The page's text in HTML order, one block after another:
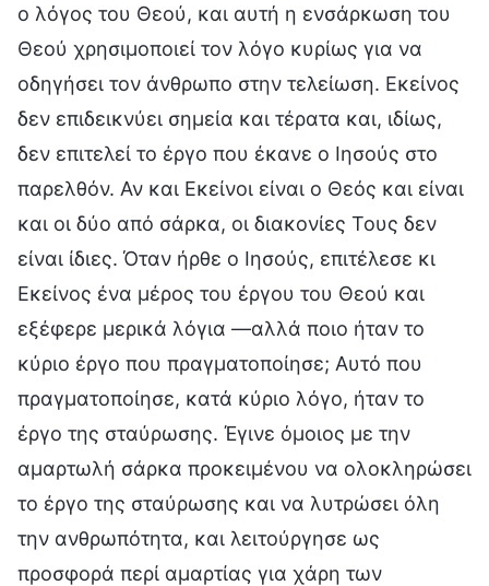
ο λόγος του Θεού, και αυτή η ενσάρκωση του
Θεού χρησιμοποιεί τον λόγο κυρίως για να
οδηγήσει τον άνθρωπο στην τελείωση. Εκείνος
δεν επιδεικνύει σημεία και τέρατα και, ιδίως,
δεν επιτελεί το έργο που έκανε ο Ιησούς στο
παρελθόν. Αν και Εκείνοι είναι ο Θεός και είναι
και οι δύο από σάρκα, οι διακονίες Τους δεν
είναι ίδιες. Όταν ήρθε ο Ιησούς, επιτέλεσε κι
Εκείνος ένα μέρος του έργου του Θεού και
εξέφερε μερικά λόγια —αλλά ποιο ήταν το
κύριο έργο που πραγματοποίησε; Αυτό που
πραγματοποίησε, κατά κύριο λόγο, ήταν το
έργο της σταύρωσης. Έγινε όμοιος με την
αμαρτωλή σάρκα προκειμένου να ολοκληρώσει
το έργο της σταύρωσης και να λυτρώσει όλη
την ανθρωπότητα, και λειτούργησε ως
προσφορά περί αμαρτίας για χάρη των